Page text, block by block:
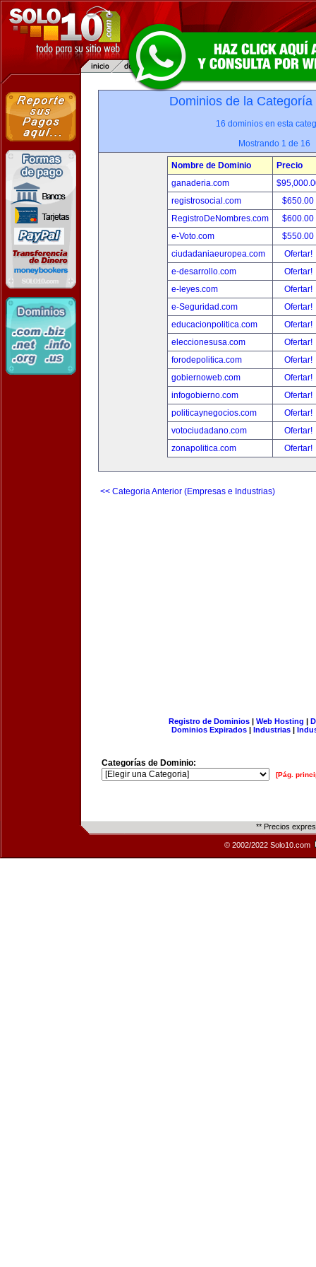
Dominios de la
16 dominios en esta
Mostrando 1 de 16
Nombre de Dominio
Precio
ganaderia.com
registrosocial.com
$650.00
RegistroDeNombres.com
$600.00
e-Voto.com
$550.00
ciudadaniaeuropea.com
Ofertar!
e-desarrollo.com
Ofertar!
e-leyes.com
Ofertar!
e-Seguridad.com
Ofertar!
educacionpolitica.com
Ofertar!
eleccionesusa.com
Ofertar!
forodepolitica.com
Ofertar!
gobiernoweb.com
Ofertar!
infogobierno.com
Ofertar!
politicaynegocios.com
Ofertar!
votociudadano.com
Ofertar!
zonapolitica.com
Ofertar!
<< Categoria Anterior (Empresas e Industrias)
Registro de Dominios| Web Hosting |
Dominios Expirados | Industrias |
Categorías de Dominio:
[Pág.
** Precios
© 2002/2022 Solo10.com